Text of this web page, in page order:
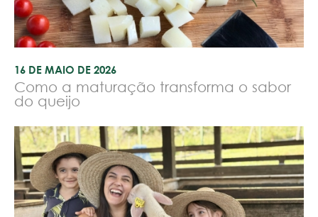
16 DE MAIO DE 2026
Como a maturação transforma o sabor
do queijo